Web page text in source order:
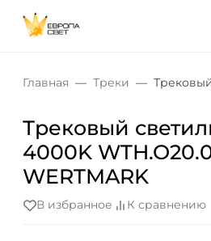
Главная Треки
Трековый
4000K
WERTMARK
В избранное К сравнению